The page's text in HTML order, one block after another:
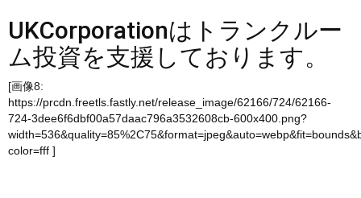
UKCorporationはトランクルー
ム投資を支援しております。
[画像8:
https://prcdn.freetls.fastly.net/release_image/62166/724/62166-
724-3dee6f6dbf00a57daac796a3532608cb-600x400.png?
color=fff ]